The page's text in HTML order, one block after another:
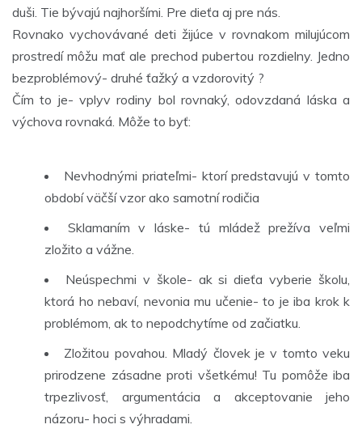
duši. Tie bývajú najhoršími. Pre dieťa aj pre nás.
Rovnako vychovávané deti žijúce v rovnakom milujúcom
prostredí môžu mať ale prechod pubertou rozdielny. Jedno
bezproblémový- druhé ťažký a vzdorovitý ?
Čím to je- vplyv rodiny bol rovnaký, odovzdaná láska a
výchova rovnaká. Môže to byť:
Nevhodnými priateľmi- ktorí predstavujú v tomto
období väčší vzor ako samotní rodičia
Sklamaním v láske- tú mládež prežíva veľmi
zložito a vážne.
Neúspechmi v škole- ak si dieťa vyberie školu,
ktorá ho nebaví, nevonia mu učenie- to je iba krok k
problémom, ak to nepodchytíme od začiatku.
Zložitou povahou. Mladý človek je v tomto veku
prirodzene zásadne proti všetkému! Tu pomôže iba
trpezlivosť, argumentácia a akceptovanie jeho
názoru- hoci s výhradami.